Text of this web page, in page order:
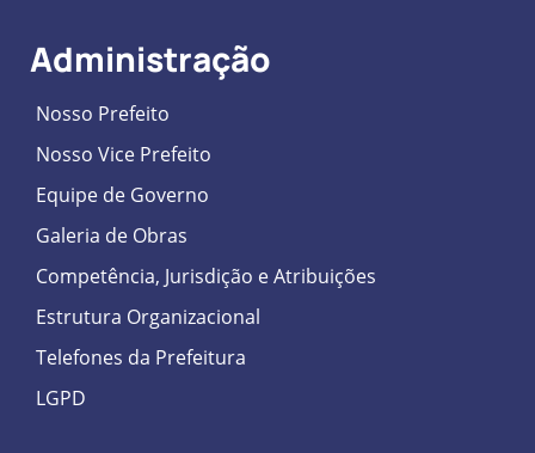
Administração
Nosso Prefeito
Nosso Vice Prefeito
Equipe de Governo
Galeria de Obras
Competência, Jurisdição e Atribuições
Estrutura Organizacional
Telefones da Prefeitura
LGPD